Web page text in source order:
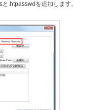
.htpasswdを追加します。